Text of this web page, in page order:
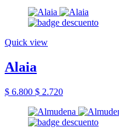
Quick view
Alaia
$ 6.800 $ 2.720